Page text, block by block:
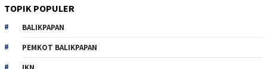
TOPIK POPULER
BALIKPAPAN
PEMKOT BALIKPAPAN